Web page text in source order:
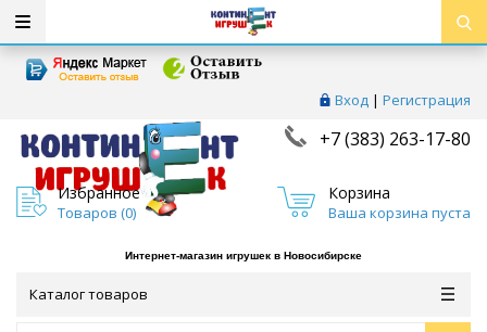
Вход | Регистрация
+7 (383) 263-17-80
Избранное
Товаров (0)
Корзина
Ваша корзина пуста
Интернет-магазин игрушек в Новосибирске
Каталог товаров